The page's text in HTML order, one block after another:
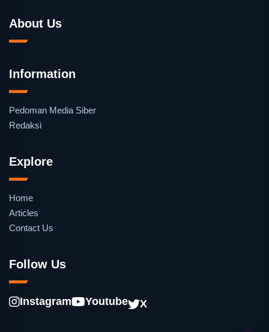
About Us
Information
Pedoman Media Siber
Redaksi
Explore
Home
Articles
Contact Us
Follow Us
Instagram Youtube X